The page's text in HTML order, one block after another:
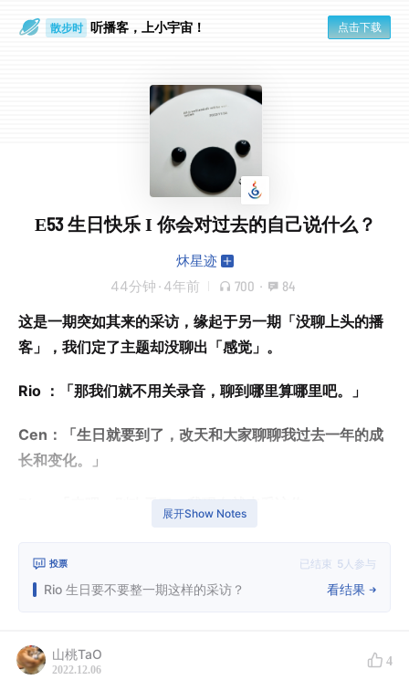
散步时 听播客，上小宇宙！ 点击下载
E53 生日快乐 I 你会对过去的自己说什么？
炑星迹
44分钟 · 4年前 700 · 84
这是一期突如其来的采访，缘起于另一期「没聊上头的播
客」，我们定了主题却没聊出「感觉」。
Rio ：「那我们就不用关录音，聊到哪里算哪里吧。」
Cen：「生日就要到了，改天和大家聊聊我过去一年的成
长和变化。」
Rio：「来吧，别改天了，我现在就来采访你。」
记录下了 Cen 当时当下对于这些问题的思考和回答，然
后，谢谢你的收听。
——
展开Show Notes
投票 已结束 5人参与
Rio 生日要不要整一期这样的采访？ 看结果
山桃TaO
2022.12.06
4